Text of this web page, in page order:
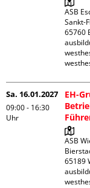
ASB
Sankt-
65760
Sa. 16.01.2027
09:00 - 16:30
Uhr
EH-
ASB
65189